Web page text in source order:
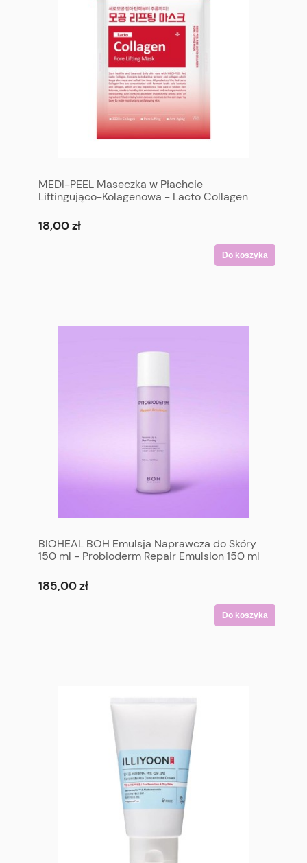
MEDI-PEEL Maseczka w Płachcie
Liftingująco-Kolagenowa - Lacto Collagen
18,00 zł
Do koszyka
BIOHEAL BOH Emulsja Naprawcza do Skóry
150 ml - Probioderm Repair Emulsion 150 ml
185,00 zł
Do koszyka